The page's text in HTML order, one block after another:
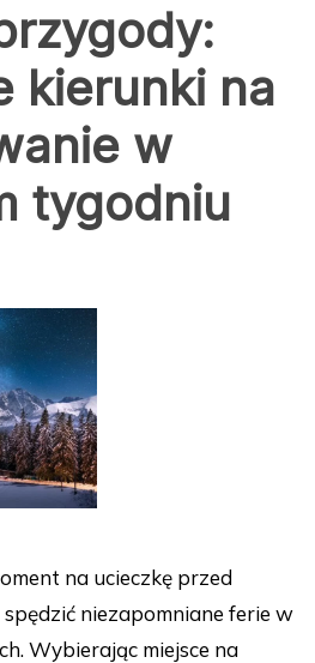
kierunki na
w
tygodniu
na ucieczkę przed
niezapomniane ferie w
Wybierając miejsce na